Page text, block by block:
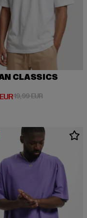
CLASSICS
Preis: 12,99 EUR
19,99 EURAktionspreis: